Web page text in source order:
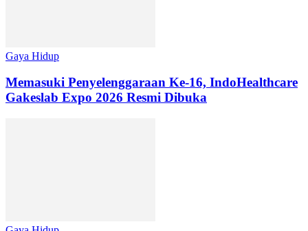
Gaya Hidup
Memasuki Penyelenggaraan Ke-16, IndoHealthcare
Gakeslab Expo 2026 Resmi Dibuka